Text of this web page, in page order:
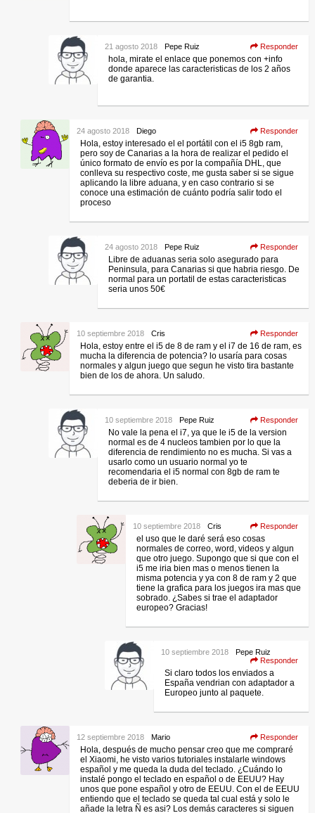
Pepe Ruiz
21 agosto 2018 Responder
hola, mirate el enlace que ponemos con +info
donde aparece las caracteristicas de los 2 años
de garantia.
Diego
24 agosto 2018 Responder
Hola, estoy interesado el el portátil con el i5 8gb ram,
pero soy de Canarias a la hora de realizar el pedido el
único formato de envío es por la compañía DHL, que
conlleva su respectivo coste, me gusta saber si se sigue
aplicando la libre aduana, y en caso contrario si se
conoce una estimación de cuánto podría salir todo el
proceso
Pepe Ruiz
24 agosto 2018 Responder
Libre de aduanas seria solo asegurado para
Peninsula, para Canarias si que habria riesgo. De
normal para un portatil de estas caracteristicas
seria unos 50€
Cris
10 septiembre 2018 Responder
Hola, estoy entre el i5 de 8 de ram y el i7 de 16 de ram, es
mucha la diferencia de potencia? lo usaría para cosas
normales y algun juego que segun he visto tira bastante
bien de los de ahora. Un saludo.
Pepe Ruiz
10 septiembre 2018 Responder
No vale la pena el i7, ya que le i5 de la version
normal es de 4 nucleos tambien por lo que la
diferencia de rendimiento no es mucha. Si vas a
usarlo como un usuario normal yo te
recomendaria el i5 normal con 8gb de ram te
deberia de ir bien.
Cris
10 septiembre 2018 Responder
el uso que le daré será eso cosas
normales de correo, word, videos y algun
que otro juego. Supongo que si que con el
i5 me iria bien mas o menos tienen la
misma potencia y ya con 8 de ram y 2 que
tiene la grafica para los juegos ira mas que
sobrado. ¿Sabes si trae el adaptador
europeo? Gracias!
Pepe Ruiz
10 septiembre 2018
Responder
Si claro todos los enviados a
España vendrian con adaptador a
Europeo junto al paquete.
Mario
12 septiembre 2018 Responder
Hola, después de mucho pensar creo que me compraré
el Xiaomi, he visto varios tutoriales instalarle windows
español y me queda la duda del teclado. ¿Cuándo lo
instalé pongo el teclado en español o de EEUU? Hay
unos que pone español y otro de EEUU. Con el de EEUU
entiendo que el teclado se queda tal cual está y solo le
añade la letra Ñ es asi? Los demás caracteres si siguen